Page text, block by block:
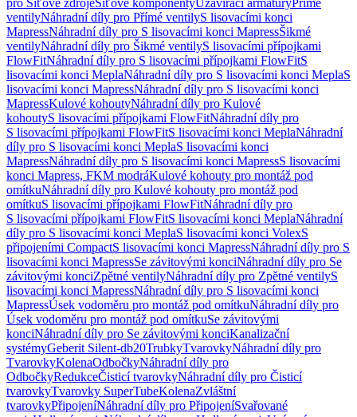
pro Síťové zdrojeSíťové komponentyUzavírací armaturyPřímé
ventilyNáhradní díly pro Přímé ventilyS lisovacími konci
MapressNáhradní díly pro S lisovacími konci MapressŠikmé
ventilyNáhradní díly pro Šikmé ventilyS lisovacími přípojkami
FlowFitNáhradní díly pro S lisovacími přípojkami FlowFitS
lisovacími konci MeplaNáhradní díly pro S lisovacími konci MeplaS
lisovacími konci MapressNáhradní díly pro S lisovacími konci
MapressKulové kohoutyNáhradní díly pro Kulové
kohoutyS lisovacími přípojkami FlowFitNáhradní díly pro
S lisovacími přípojkami FlowFitS lisovacími konci MeplaNáhradní
díly pro S lisovacími konci MeplaS lisovacími konci
MapressNáhradní díly pro S lisovacími konci MapressS lisovacími
konci Mapress, FKM modráKulové kohouty pro montáž pod
omítkuNáhradní díly pro Kulové kohouty pro montáž pod
omítkuS lisovacími přípojkami FlowFitNáhradní díly pro
S lisovacími přípojkami FlowFitS lisovacími konci MeplaNáhradní
díly pro S lisovacími konci MeplaS lisovacími konci VolexS
připojeními CompactS lisovacími konci MapressNáhradní díly pro S
lisovacími konci MapressSe závitovými konciNáhradní díly pro Se
závitovými konciZpětné ventilyNáhradní díly pro Zpětné ventilyS
lisovacími konci MapressNáhradní díly pro S lisovacími konci
MapressÚsek vodoměru pro montáž pod omítkuNáhradní díly pro
Úsek vodoměru pro montáž pod omítkuSe závitovými
konciNáhradní díly pro Se závitovými konciKanalizační
systémyGeberit Silent-db20TrubkyTvarovkyNáhradní díly pro
TvarovkyKolenaOdbočkyNáhradní díly pro
OdbočkyRedukceČisticí tvarovkyNáhradní díly pro Čisticí
tvarovkyTvarovky SuperTubeKolenaZvláštní
tvarovkyPřipojeníNáhradní díly pro PřipojeníSvařované